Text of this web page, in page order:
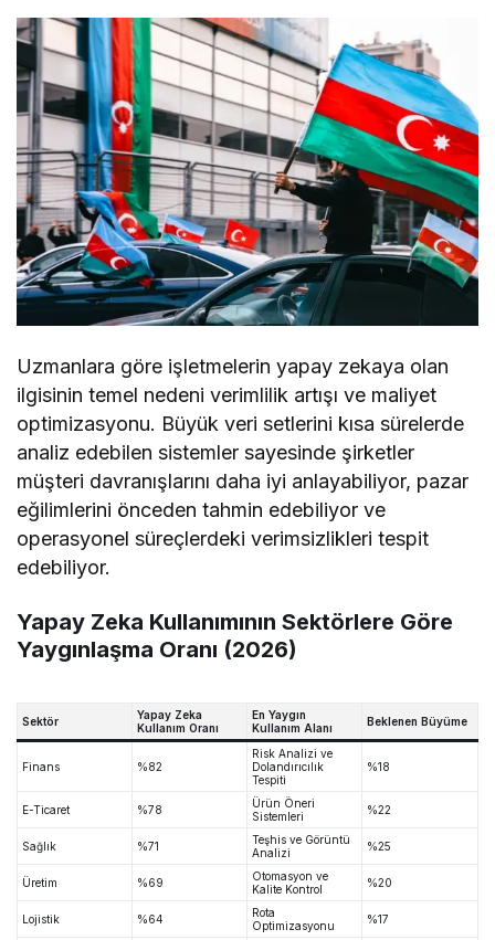
Uzmanlara göre işletmelerin yapay zekaya olan
ilgisinin temel nedeni verimlilik artışı ve maliyet
optimizasyonu. Büyük veri setlerini kısa sürelerde
analiz edebilen sistemler sayesinde şirketler
müşteri davranışlarını daha iyi anlayabiliyor, pazar
eğilimlerini önceden tahmin edebiliyor ve
operasyonel süreçlerdeki verimsizlikleri tespit
edebiliyor.
Yapay Zeka Kullanımının Sektörlere Göre
Yaygınlaşma Oranı (2026)
Sektör
Yapay Zeka
Kullanım Oranı
En Yaygın
Kullanım Alanı
Beklenen Büyüme
Finans %82
Risk Analizi ve
Dolandırıcılık
Tespiti
%18
E-Ticaret %78
Ürün Öneri
Sistemleri
%22
Sağlık %71
Teşhis ve Görüntü
Analizi
%25
Üretim %69
Otomasyon ve
Kalite Kontrol
%20
Lojistik %64
Rota
Optimizasyonu
%17